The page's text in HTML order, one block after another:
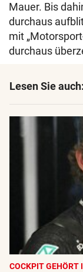
Mauer. Bis
durchaus
mit
durchaus
Lesen Sie auch:
COCKPIT GEHÖRT